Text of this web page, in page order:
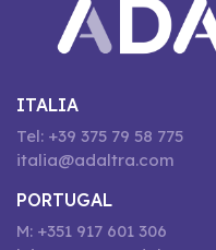
ITALIA
Tel: +39 375 79 58 775
italia@adaltra.com
PORTUGAL
M: +351 917 601 306